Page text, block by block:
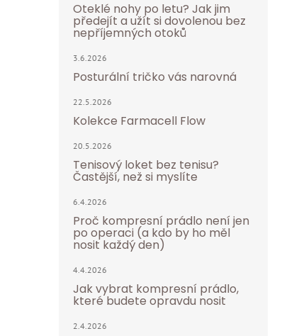
Oteklé nohy po letu? Jak jim
předejít a užít si dovolenou bez
nepříjemných otoků
3.6.2026
Posturální tričko vás narovná
22.5.2026
Kolekce Farmacell Flow
20.5.2026
Tenisový loket bez tenisu?
Častější, než si myslíte
6.4.2026
Proč kompresní prádlo není jen
po operaci (a kdo by ho měl
nosit každý den)
4.4.2026
Jak vybrat kompresní prádlo,
které budete opravdu nosit
2.4.2026